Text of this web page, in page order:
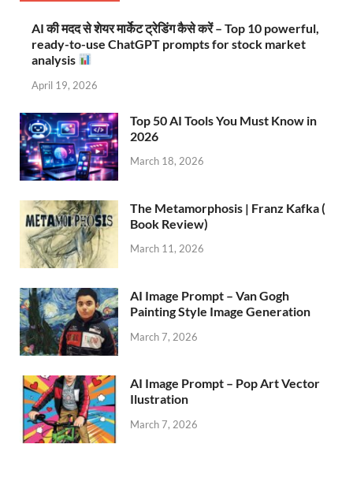
AI की मदद से शेयर मार्केट ट्रेडिंग कैसे करें – Top 10 powerful,
ready-to-use ChatGPT prompts for stock market
analysis
April 19, 2026
Top 50 AI Tools You Must Know in
2026
March 18, 2026
The Metamorphosis | Franz Kafka (
Book Review)
March 11, 2026
AI Image Prompt – Van Gogh
Painting Style Image Generation
March 7, 2026
AI Image Prompt – Pop Art Vector
Ilustration
March 7, 2026